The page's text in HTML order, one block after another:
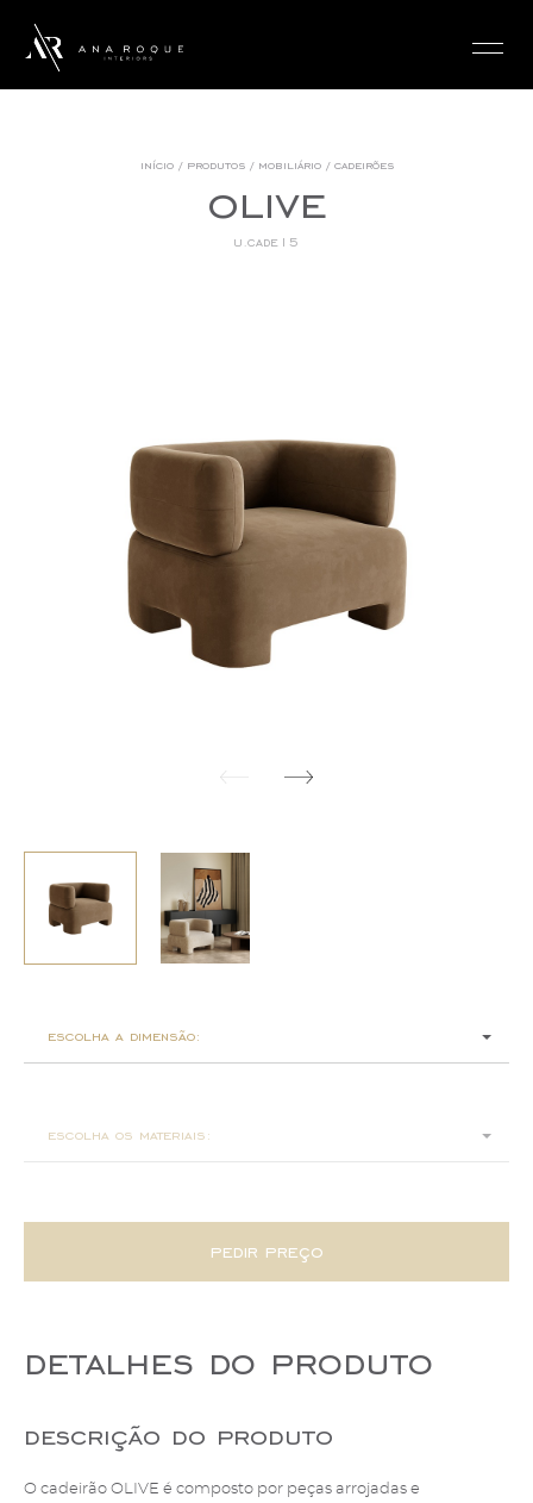
início/ produtos/ mobiliário/ cadeirões
olive
u.cade15
escolha a dimensão:
escolha os materiais:
pedir preço
detalhes do produto
descrição do produto
O cadeirão OLIVE é composto por peças arrojadas e